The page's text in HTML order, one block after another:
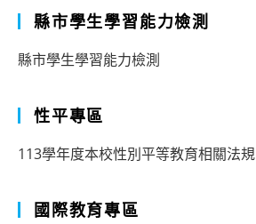
縣市學生學習能力檢測
縣市學生學習能力檢測
性平專區
113學年度本校性別平等教育相關法規
國際教育專區